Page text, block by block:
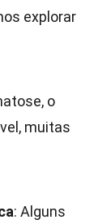
explorar
o
muitas
: Alguns